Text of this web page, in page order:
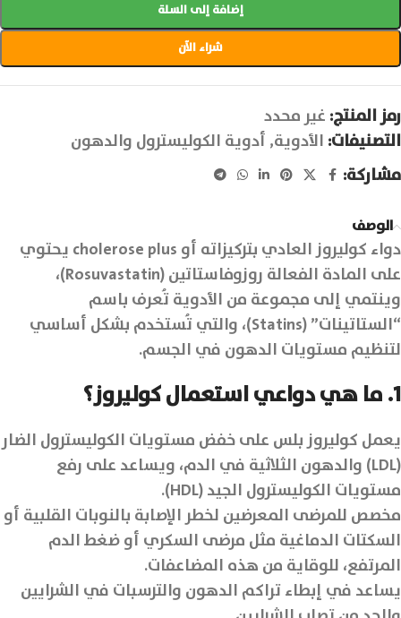
إضافة إلى السلة
شراء الآن
رمز المنتج: غير محدد
التصنيفات: الأدوية, أدوية الكوليسترول والدهون
مشاركة:
الوصف
دواء كوليروز العادي بتركيزاته أو cholerose plus يحتوي
على المادة الفعالة روزوفاستاتين (Rosuvastatin)،
وينتمي إلى مجموعة من الأدوية تُعرف باسم
“الستاتينات” (Statins)، والتي تُستخدم بشكل أساسي
لتنظيم مستويات الدهون في الجسم.
1. ما هي دواعي استعمال كوليروز؟
يعمل كوليروز بلس على خفض مستويات الكوليسترول الضار
(LDL) والدهون الثلاثية في الدم، ويساعد على رفع
مستويات الكوليسترول الجيد (HDL).
مخصص للمرضى المعرضين لخطر الإصابة بالنوبات القلبية أو
السكتات الدماغية مثل مرضى السكري أو ضغط الدم
المرتفع، للوقاية من هذه المضاعفات.
يساعد في إبطاء تراكم الدهون والترسبات في الشرايين